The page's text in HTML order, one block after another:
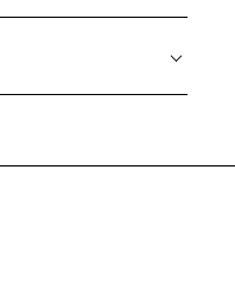
をプラス。
りたい方へ